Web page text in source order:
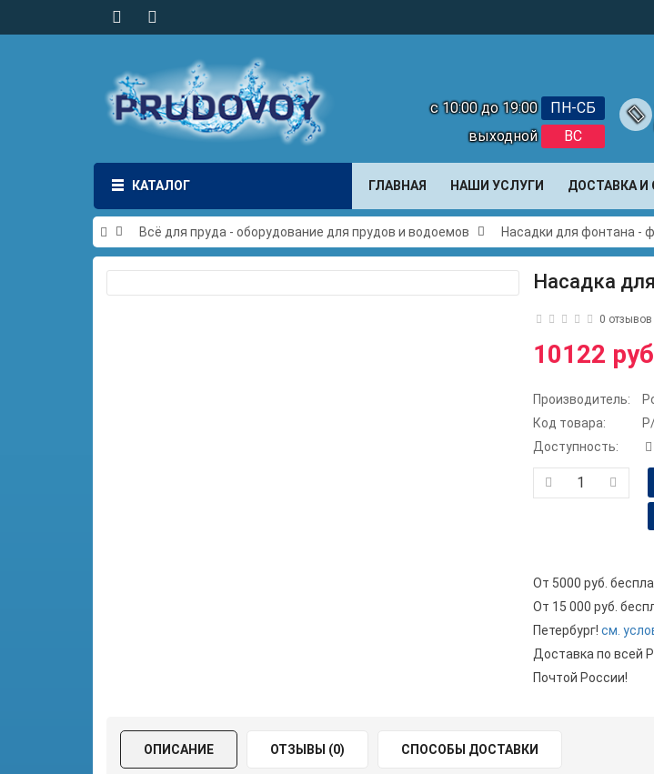
с 10:00 до 19:00
ПН-СБ
выходной
ВС
КАТАЛОГ ГЛАВНАЯ НАШИ УСЛУГИ ДОСТАВКА И
Всё для пруда - оборудование для прудов и водоемов Насадки для фонтана -
Насадка
0 отзывов
10122
Производитель:
Код товара:
Доступность:
От 5000 руб.
От 15 000 руб.
Петербург! см.
Доставка по всей
Почтой России!
ОПИСАНИЕ ОТЗЫВЫ (0) СПОСОБЫ ДОСТАВКИ